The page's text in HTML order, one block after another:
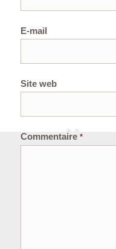
E-mail
Site web
Commentaire *